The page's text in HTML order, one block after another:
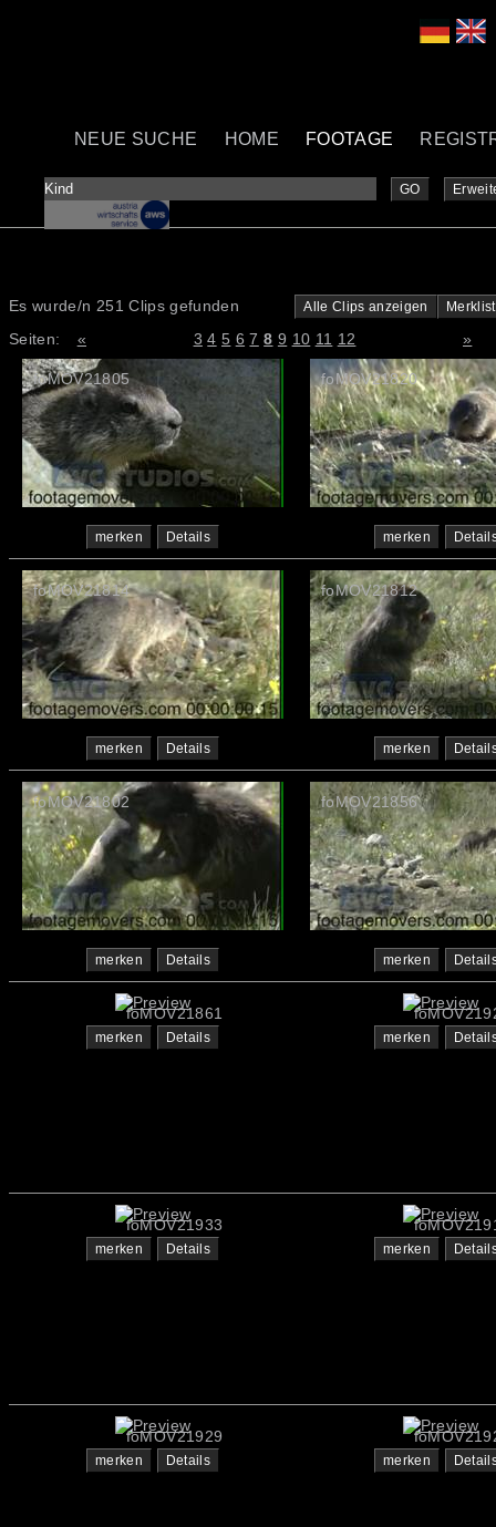
NEUE SUCHE HOME FOOTAGE
GO
Es wurde/n 251 Clips gefunden Alle Clips anzeigen
Seiten: « 3 4 5 6 7 8 9 10 11 12 »
foMOV21805
merken Details
foMOV21820
merken
foMOV21814
merken Details
foMOV21812
merken
foMOV21802
merken Details
foMOV21856
merken
foMOV21861
merken Details merken
foMOV21933
merken Details merken
foMOV21929
merken Details merken